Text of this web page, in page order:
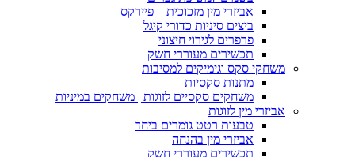
אביזרי מין מזכוכית – פיירקס
ביצים סיניות כדורי קיגל
פרפרים לגירוי חיצוני
תכשירים מעוררי חשק
משחקי סקס וגימיקים למסיבות
מתנות סקסיות
משחקים סקסיים לזוגות | משחקים במיניות
אביזרי מין לזוגות
טבעות רטט גומרים ביחד
אביזרי מין בהנחה
תכשירים מעוררי חשק